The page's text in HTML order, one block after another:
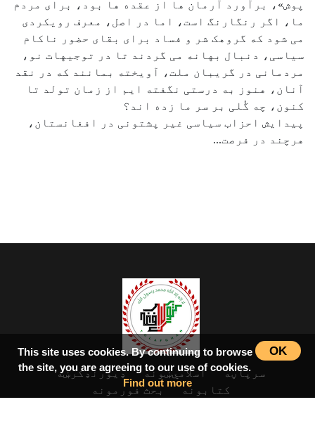
پوش»، برآورد آرمان ها از عقده ها بود، برای مردم
ما، اگر رنگارنگ است، اما در اصل، معرف رویکردی
می شود که گروهک شر و فساد برای بقای حضور ناکام
سیاسی، دنبال بهانه می گردند تا در توجیهات نو،
مردمانی در گریبان ملت، آویخته بمانند که در نقد
آنان، هنوز به درستی نگفته ایم از زمان تولد تا
کنون، چه گُلی بر سر ما زده اند؟
پیدایش احزاب سیاسی غیر پشتونی در افغانستان،
هرچند در فرصت...
سرپاڼه اسلامي‌ښونه
ډیورنډ‌کرښه
کتابونه
بحث فورمونه
OK
This site uses cookies. By continuing to browse
the site, you are agreeing to our use of cookies.
Find out more